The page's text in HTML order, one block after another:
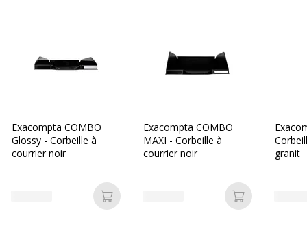
Exacompta COMBO
Glossy - Corbeille à
courrier noir
Ajouter au panier
Exacompta COMBO
MAXI - Corbeille à
courrier noir
Ajouter au
granit